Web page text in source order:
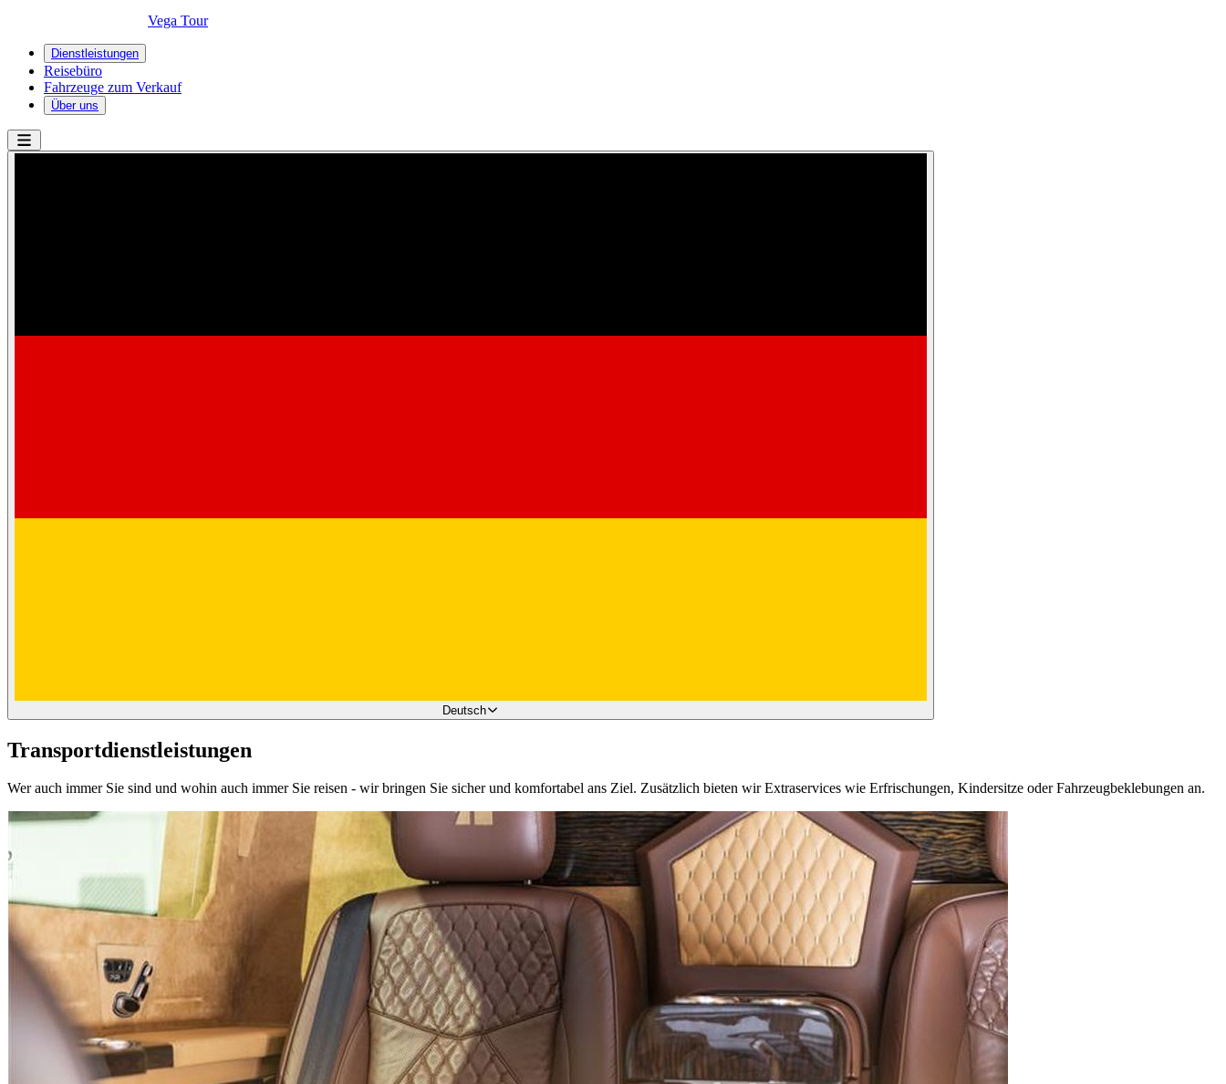
Vega Tour
Dienstleistungen
Reisebüro
Fahrzeuge zum Verkauf
Über uns
Deutsch
Transportdienstleistungen
Wer auch immer Sie sind und wohin auch immer Sie reisen - wir bringen Sie sicher und komfortabel ans Ziel. Zusätzlich bieten wir Extraservices wie Erfrischungen, Kindersitze oder Fahrzeugbeklebungen an.